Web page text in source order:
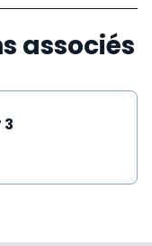
associés